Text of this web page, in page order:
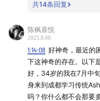
共14条回复
陈枫喜悦
2023.8.08
1:14:08 好神奇，最近的
下这神奇的存在。以下
好，34岁的我在7月中
身来到成都学习传统
吗？你什么都不会那要